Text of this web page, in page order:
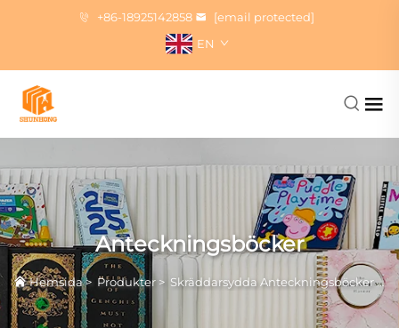
+86-18925142858
[email protected]
EN
Anteckningsböcker
Hemsida> Produkter > Skräddarsydda Anteckningsböcker Tryck